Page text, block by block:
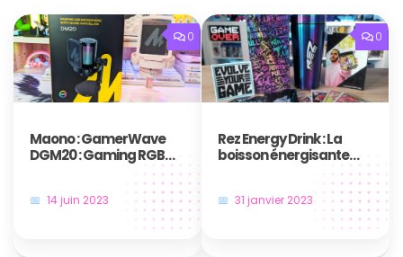
0
Maono : GamerWave
DGM20 : Gaming RGB
14 juin 2023
0
Rez Energy Drink : La
boisson énergisante
31 janvier 2023